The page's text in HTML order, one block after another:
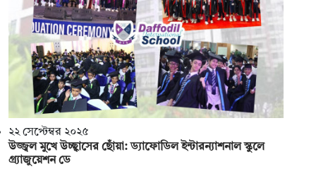
২২ সেপ্টেম্বর ২০২৫
উজ্জ্বল মুখে উচ্ছ্বাসের ছোঁয়া: ড্যাফোডিল ইন্টারন্যাশনাল স্কুলে
গ্র্যাজুয়েশন ডে